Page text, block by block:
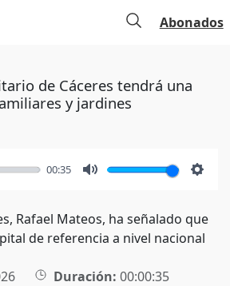
Abonados
de Cáceres tendrá una
y jardines
00:35
Rafael Mateos, ha señalado que
de referencia a nivel nacional
Duración: 00:00:35